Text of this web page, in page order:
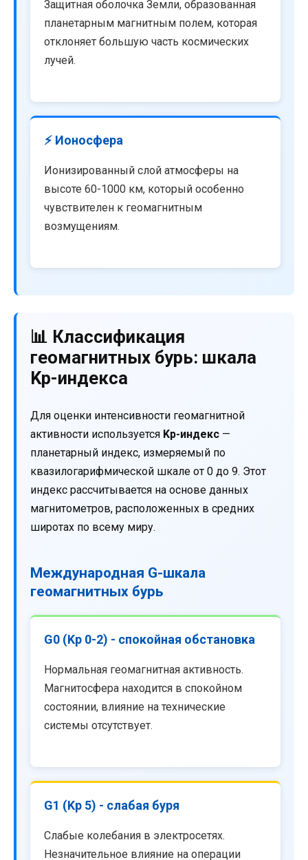
Защитная оболочка Земли, образованная
планетарным магнитным полем, которая
отклоняет большую часть космических
лучей.
⚡ Ионосфера
Ионизированный слой атмосферы на
высоте 60-1000 км, который особенно
чувствителен к геомагнитным
возмущениям.
📊 Классификация
геомагнитных бурь: шкала
Kp-индекса
Для оценки интенсивности геомагнитной
активности используется Kp-индекс —
планетарный индекс, измеряемый по
квазилогарифмической шкале от 0 до 9. Этот
индекс рассчитывается на основе данных
магнитометров, расположенных в средних
широтах по всему миру.
Международная G-шкала
геомагнитных бурь
G0 (Kp 0-2) - спокойная обстановка
Нормальная геомагнитная активность.
Магнитосфера находится в спокойном
состоянии, влияние на технические
системы отсутствует.
G1 (Kp 5) - слабая буря
Слабые колебания в электросетях.
Незначительное влияние на операции